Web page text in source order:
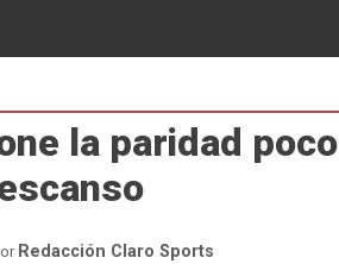
la paridad poco
Redacción Claro Sports